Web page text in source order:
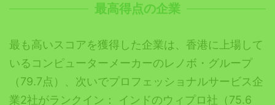
最高得点の企業
最も高いスコアを獲得した企業は、香港に上場して
いるコンピューターメーカーのレノボ・グループ
（79.7点）、次いでプロフェッショナルサービス企
業2社がランクイン： インドのウィプロ社（75.6